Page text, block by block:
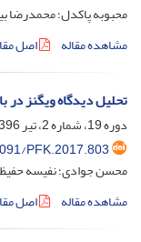
محبوبه پاکدل؛ محمدرضا
مشاهده مقاله
اصل
تحلیل دیدگاه ویگنز در
دوره 19، شماره 2، تیر 1396، صفحه
PFK.2017.803
محسن جوادی؛ نفیسه
مشاهده مقاله
اصل